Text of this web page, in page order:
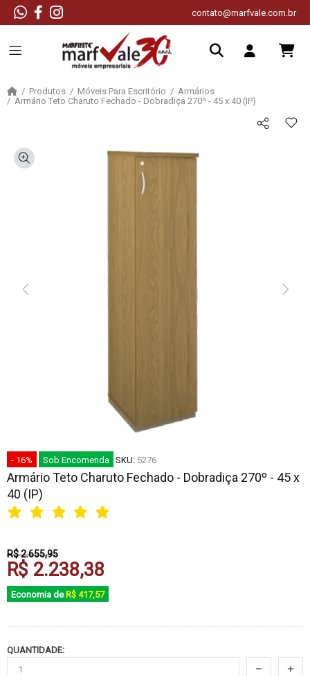
contato@marfvale.com.br
Produtos Móveis Para Escritório
Armários
Armário Teto Charuto Fechado - Dobradiça 270º - 45 x 40 (IP)
- 16% Sob Encomenda SKU: 5276
Armário Teto Charuto Fechado - Dobradiça 270º - 45 x
40 (IP)
R$ 2.655,95
R$ 2.238,38
Economia de R$ 417,57
QUANTIDADE: